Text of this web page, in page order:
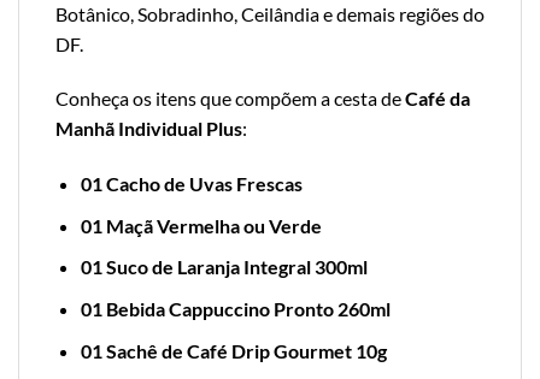
Botânico, Sobradinho, Ceilândia e demais regiões do
DF.
Conheça os itens que compõem a cesta deCafé da
Manhã Individual Plus:
01 Cacho de Uvas Frescas
01 Maçã Vermelha ou Verde
01 Suco de Laranja Integral 300ml
01 Bebida Cappuccino Pronto 260ml
01 Sachê de Café Drip Gourmet 10g